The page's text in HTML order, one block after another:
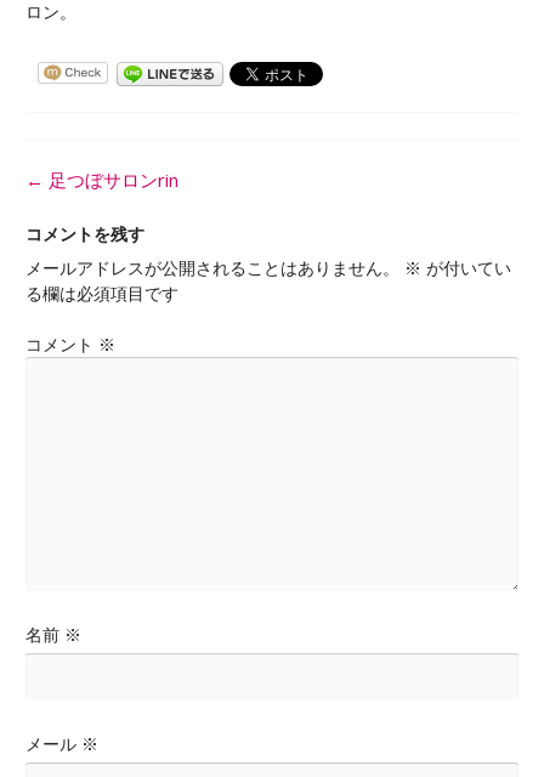
ロン。
投
ナ
ビ
ゲ
シ
ョ
← 足つぼサロンrin
コメントを残す
メールアドレスが公開されることはありません。
※ が付いてい
る欄は必須項目です
コメント ※
名前 ※
メール ※